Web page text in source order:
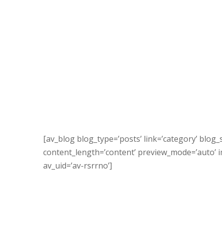
[av_blog blog_type=’posts’ link=’category’
content_length=’content’ preview_mode=’auto’
av_uid=’av-rsrrno’]